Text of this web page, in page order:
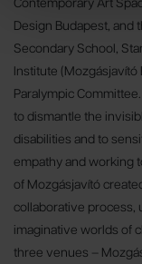
Contemporary Art
Design Budapest, and
Secondary School,
Institute
Paralympic
to dismantle the
disabilities and to
empathy and working
of Mozgásjavító
collaborative process,
imaginative worlds of
three venues –